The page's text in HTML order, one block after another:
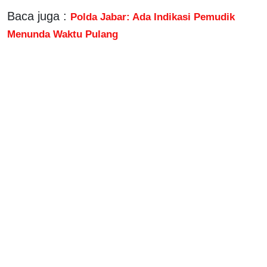
Baca juga : Polda Jabar: Ada Indikasi Pemudik
Menunda Waktu Pulang